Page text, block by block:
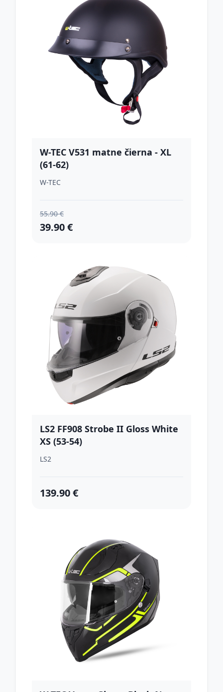
W-TEC V531 matne čierna - XL
(61-62)
W-TEC
55.90 €
39.90 €
LS2 FF908 Strobe II Gloss White
XS (53-54)
LS2
139.90 €